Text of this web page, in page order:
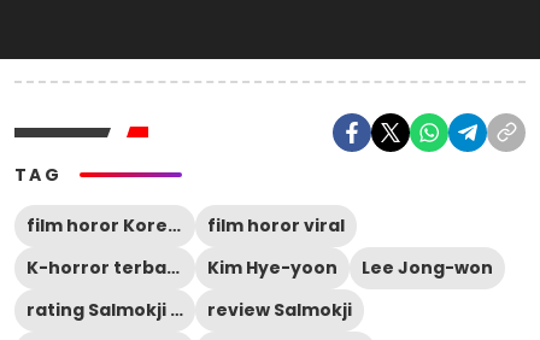
TAG
film horor Korea 2026
film horor viral
K-horror terbaru
Kim Hye-yoon
Lee Jong-won
rating Salmokji Letterboxd
review Salmokji